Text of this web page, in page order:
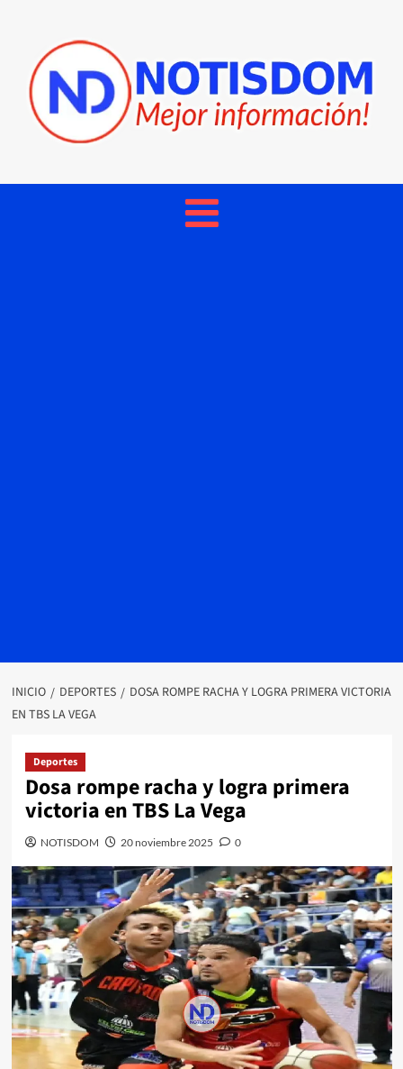
INICIO DEPORTES
DOSA ROMPE RACHA Y LOGRA PRIMERA VICTORIA
EN TBS LA VEGA
Deportes
Dosa rompe racha y logra primera
victoria en TBS La Vega
NOTISDOM 20 noviembre 2025 0